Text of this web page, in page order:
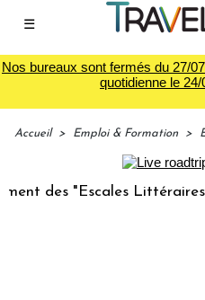
☰
Nos bureaux sont fermés du 27/
quotidienne le
Accueil > Emploi & Formation >
"Escales Littéraires", la